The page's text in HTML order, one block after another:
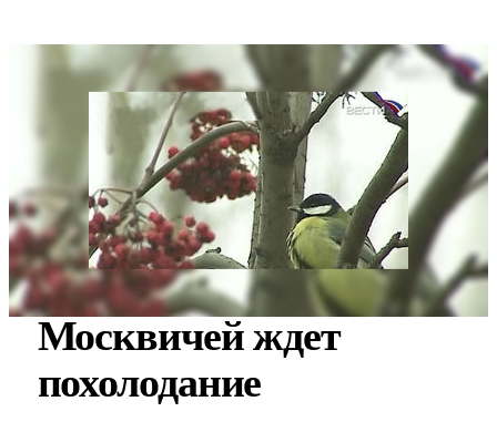
Москвичей ждет
похолодание